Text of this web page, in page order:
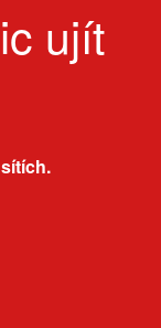
ujít